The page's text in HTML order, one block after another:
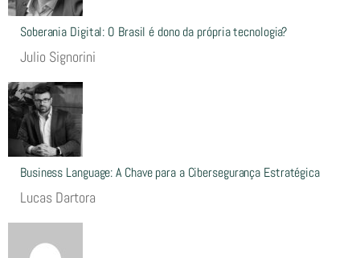
Soberania Digital: O Brasil é dono da própria tecnologia?
Julio Signorini
Business Language: A Chave para a Cibersegurança Estratégica
Lucas Dartora